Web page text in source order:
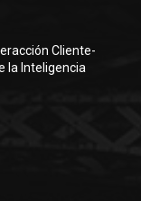
Cliente-
la Inteligencia